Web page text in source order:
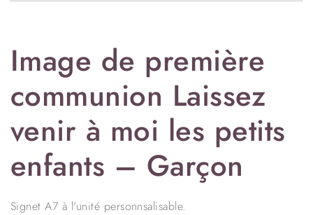
Image de première
communion Laissez
venir à moi les petits
enfants – Garçon
Signet A7 à l'unité personnsalisable.